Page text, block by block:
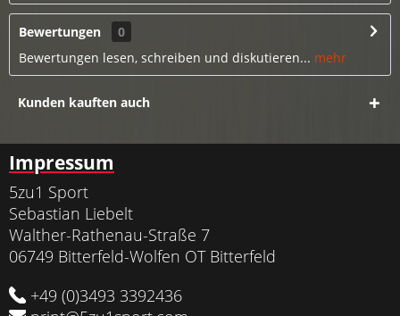
Bewertungen
0
Bewertungen lesen, schreiben und diskutieren... mehr
Kunden kauften auch
Impressum
5zu1 Sport
Sebastian Liebelt
Walther-Rathenau-Straße 7
06749 Bitterfeld-Wolfen OT Bitterfeld
+49 (0)3493 3392436